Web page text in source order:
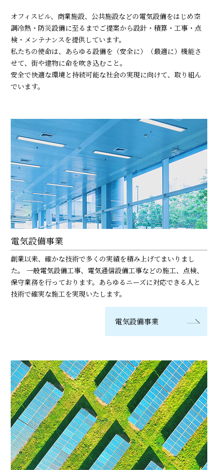
オフィスビル、商業施設、公共施設などの電気設備をはじめ空
調冷熱・防災設備に至るまでご提案から設計・積算・工事・点
検・メンテナンスを提供しています。
私たちの使命は、あらゆる設備を（安全に）（最適に）機能さ
せて、街や建物に命を吹き込むこと。
安全で快適な環境と持続可能な社会の実現に向けて、取り組ん
でいます。
電気設備事業
創業以来、確かな技術で多くの実績を積み上げてまいりまし
た。 一般電気設備工事、電気通信設備工事などの施工、点検、
保守業務を行っております。あらゆるニーズに対応できる人と
技術で確実な施工を実現いたします。
電気設備事業